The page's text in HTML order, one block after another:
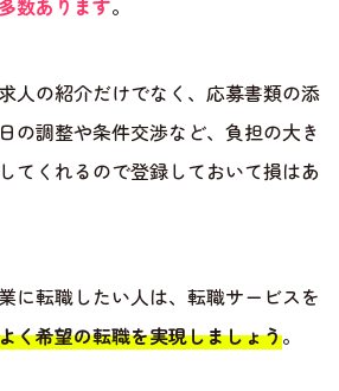
人の紹介だけでなく、応募書類の添
の調整や条件交渉など、負担の大き
てくれるので登録しておいて損はあ
に転職したい人は、転職サービスを
く希望の転職を実現しましょう。